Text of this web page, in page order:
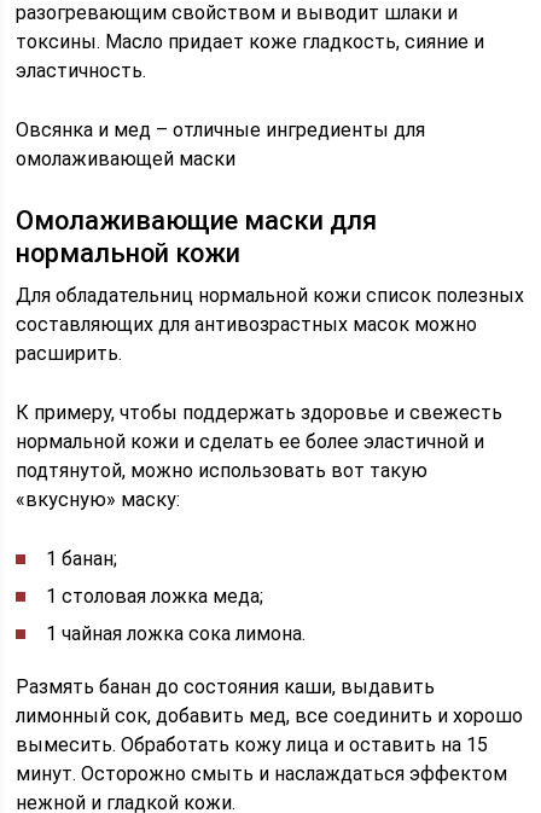
разогревающим свойством и выводит шлаки и
токсины. Масло придает коже гладкость, сияние и
эластичность.
Овсянка и мед – отличные ингредиенты для
омолаживающей маски
Омолаживающие маски для
нормальной кожи
Для обладательниц нормальной кожи список полезных
составляющих для антивозрастных масок можно
расширить.
К примеру, чтобы поддержать здоровье и свежесть
нормальной кожи и сделать ее более эластичной и
подтянутой, можно использовать вот такую
«вкусную» маску:
1 банан;
1 столовая ложка меда;
1 чайная ложка сока лимона.
Размять банан до состояния каши, выдавить
лимонный сок, добавить мед, все соединить и хорошо
вымесить. Обработать кожу лица и оставить на 15
минут. Осторожно смыть и наслаждаться эффектом
нежной и гладкой кожи.